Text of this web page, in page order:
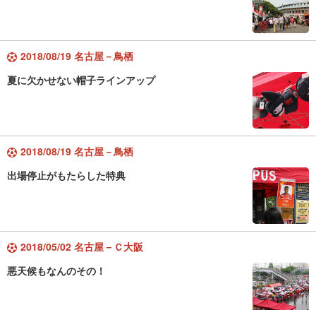
2018/08/19 名古屋－鳥栖
夏に欠かせない帽子ラインアップ
2018/08/19 名古屋－鳥栖
出場停止がもたらした特典
2018/05/02 名古屋－Ｃ大阪
悪天候もなんのその！